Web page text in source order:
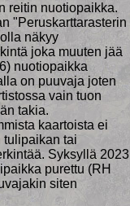
reitin nuotiopaikka.
"Peruskarttarasterin
näkyy
joka muuten jää
nuotiopaikka
on puuvaja joten
vain tuon
takia.
kaartoista ei
tulipaikan tai
Syksyllä 2023
purettu (RH
siten